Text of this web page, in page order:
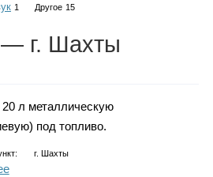
Объявления
1 Другое 15
— г. Шахты
20 л металлическую
под топливо.
г. Шахты